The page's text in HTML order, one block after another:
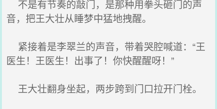
不是有节奏的敲门，是那种用拳头砸门的声
音，把王大壮从睡梦中猛地拽醒。
紧接着是李翠兰的声音，带着哭腔喊道：“王
医生！王医生！出事了！你快醒醒呀！”
王大壮翻身坐起，两步跨到门口拉开门栓。